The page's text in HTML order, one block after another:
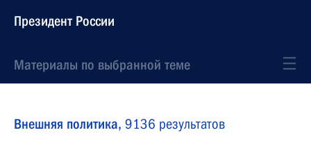
Президент России
Материалы по выбранной теме
Внешняя политика, 9136 результатов